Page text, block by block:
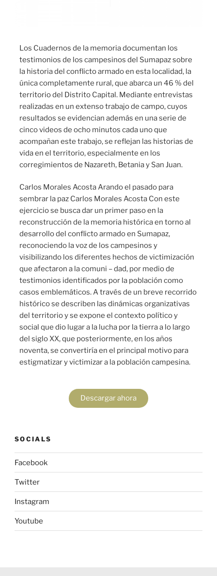
Los Cuadernos de la memoria documentan los
testimonios de los campesinos del Sumapaz sobre
la historia del conflicto armado en esta localidad, la
única completamente rural, que abarca un 46 % del
territorio del Distrito Capital. Mediante entrevistas
realizadas en un extenso trabajo de campo, cuyos
resultados se evidencian además en una serie de
cinco videos de ocho minutos cada uno que
acompañan este trabajo, se reflejan las historias de
vida en el territorio, especialmente en los
corregimientos de Nazareth, Betania y San Juan.
Carlos Morales Acosta Arando el pasado para
sembrar la paz Carlos Morales Acosta Con este
ejercicio se busca dar un primer paso en la
reconstrucción de la memoria histórica en torno al
desarrollo del conflicto armado en Sumapaz,
reconociendo la voz de los campesinos y
visibilizando los diferentes hechos de victimización
que afectaron a la comuni – dad, por medio de
testimonios identificados por la población como
casos emblemáticos. A través de un breve recorrido
histórico se describen las dinámicas organizativas
del territorio y se expone el contexto político y
social que dio lugar a la lucha por la tierra a lo largo
del siglo XX, que posteriormente, en los años
noventa, se convertiría en el principal motivo para
estigmatizar y victimizar a la población campesina.
Descargar ahora
SOCIALS
Facebook
Twitter
Instagram
Youtube